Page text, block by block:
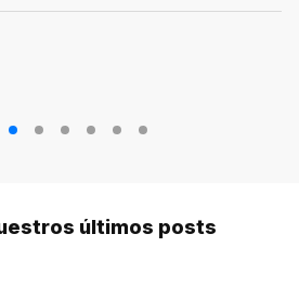
3 4 5 6
últimos posts